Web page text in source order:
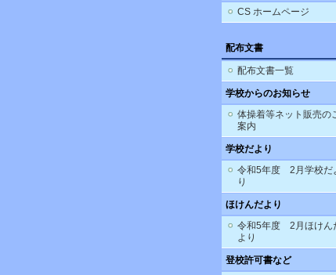
CS ホームページ
配布文書
配布文書一覧
学校からのお知らせ
体操着等ネット販売の
案内
学校だより
令和5年度 2月学校だ
り
ほけんだより
令和5年度 2月ほけん
より
登校許可書など